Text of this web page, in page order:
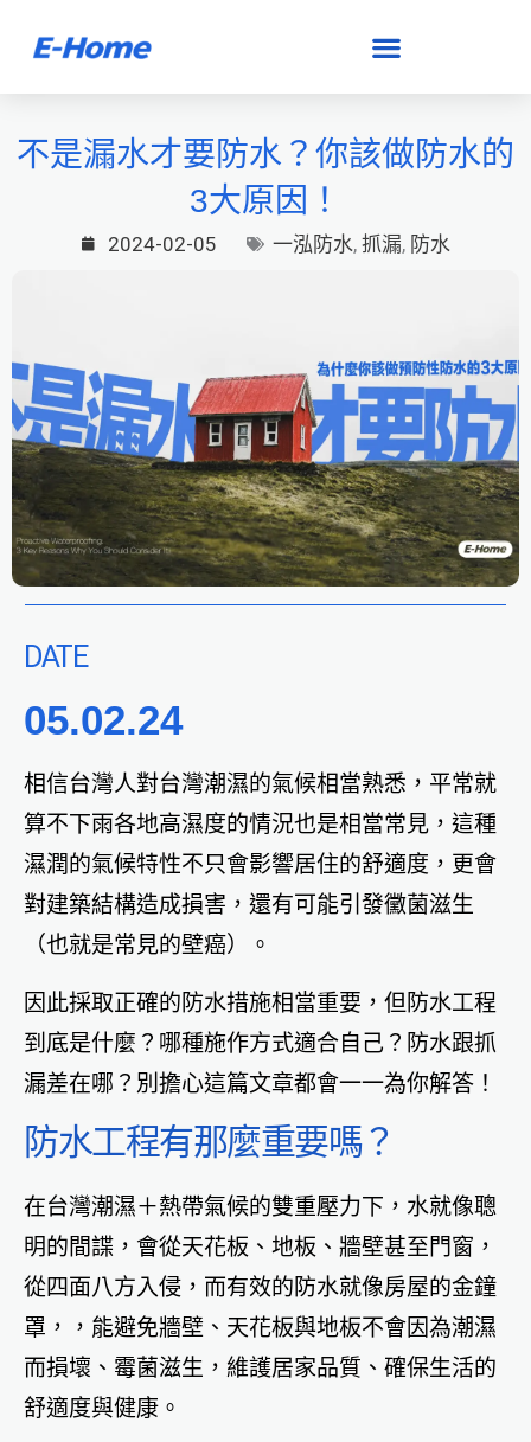
主
不是漏水才要防水？你該做防水的
3大原因！
2024-02-05 一泓防水, 抓漏, 防水
相信台灣人對台灣潮濕的氣候相當熟悉，平常就
算不下雨各地高濕度的情況也是相當常見，這種
濕潤的氣候特性不只會影響居住的舒適度，更會
對建築結構造成損害，還有可能引發黴菌滋生
（也就是常見的壁癌）。
因此採取正確的防水措施相當重要，但防水工程
到底是什麼？哪種施作方式適合自己？防水跟抓
漏差在哪？別擔心這篇文章都會一一為你解答！
防水工程有那麼重要嗎？
在台灣潮濕＋熱帶氣候的雙重壓力下，水就像聰
明的間諜，會從天花板、地板、牆壁甚至門窗，
從四面八方入侵，而有效的防水就像房屋的金鐘
罩，，能避免牆壁、天花板與地板不會因為潮濕
而損壞、霉菌滋生，維護居家品質、確保生活的
舒適度與健康。
DATE
05.02.24